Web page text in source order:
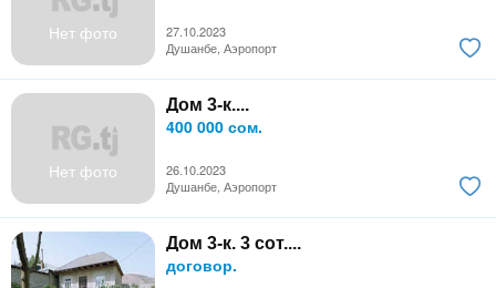
Нет фото
27.10.2023
Душанбе, Аэропорт
Нет фото
Дом 3-к....
400 000 сом.
26.10.2023
Душанбе, Аэропорт
Дом 3-к. 3 сот....
договор.